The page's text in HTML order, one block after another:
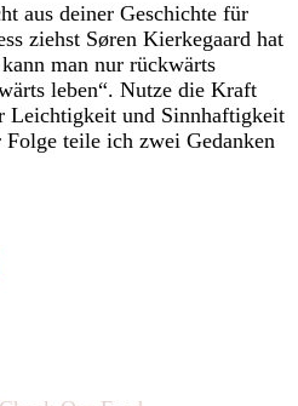
aus deiner Geschichte für
ziehst Søren Kierkegaard hat
man nur rückwärts
leben“. Nutze die Kraft
Leichtigkeit und Sinnhaftigkeit
teile ich zwei Gedanken